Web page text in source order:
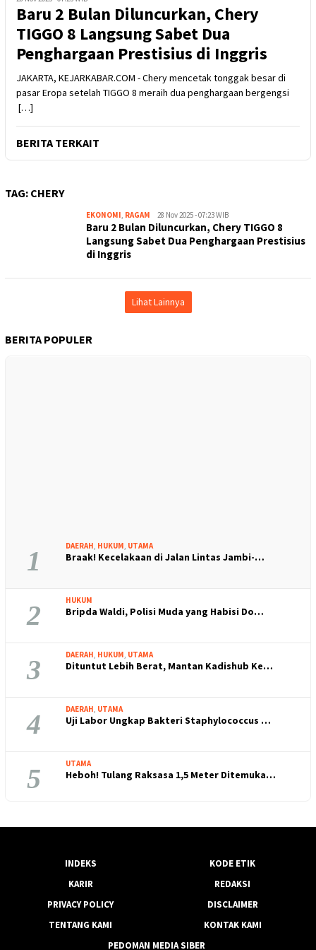
Baru 2 Bulan Diluncurkan, Chery
TIGGO 8 Langsung Sabet Dua
Penghargaan Prestisius di Inggris
JAKARTA, KEJARKABAR.COM - Chery mencetak tonggak besar di
pasar Eropa setelah TIGGO 8 meraih dua penghargaan bergengsi
[…]
BERITA TERKAIT
TAG: CHERY
EKONOMI RAGAM Kejar
Kabar
28 Nov 2025 - 07:23 WIB
Baru 2 Bulan Diluncurkan, Chery TIGGO 8
Langsung Sabet Dua Penghargaan Prestisius
di Inggris
Lihat Lainnya
BERITA POPULER
1 DAERAH HUKUM UTAMA
Braak! Kecelakaan di Jalan Lintas Jambi-…
2 HUKUM
Bripda Waldi, Polisi Muda yang Habisi Do…
3 DAERAH HUKUM UTAMA
Dituntut Lebih Berat, Mantan Kadishub Ke…
4 DAERAH UTAMA
Uji Labor Ungkap Bakteri Staphylococcus …
5 UTAMA
Heboh! Tulang Raksasa 1,5 Meter Ditemuka…
INDEKS
KODE ETIK
KARIR
REDAKSI
PRIVACY POLICY
DISCLAIMER
TENTANG KAMI
KONTAK KAMI
PEDOMAN MEDIA SIBER